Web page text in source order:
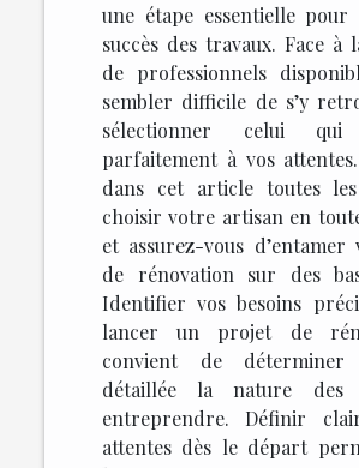
une étape essentielle
succès des travaux. Face à
de professionnels
sembler difficile de s’y
sélectionner celui qui
parfaitement à vos
dans cet article toutes
choisir votre artisan en
et assurez-vous d’entamer
de rénovation sur des
Identifier vos besoins
lancer un projet de
convient de
détaillée la nature des
entreprendre. Définir
attentes dès le départ